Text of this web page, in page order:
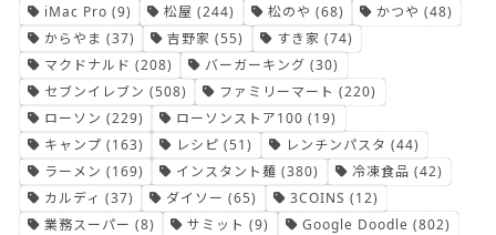
iMac Pro (9) 松屋 (244) 松のや (68) かつや (48)
からやま (37) 吉野家 (55) すき家 (74)
マクドナルド (208) バーガーキング (30)
セブンイレブン (508) ファミリーマート (220)
ローソン (229) ローソンストア100 (19)
キャンプ (163) レシピ (51) レンチンパスタ (44)
ラーメン (169) インスタント麺 (380) 冷凍食品 (42)
カルディ (37) ダイソー (65) 3COINS (12)
業務スーパー (8) サミット (9) Google Doodle (802)